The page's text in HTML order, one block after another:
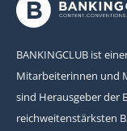
BANKINGCLUB ist
Mitarbeiterinnen und
sind Herausgeber der
reichweitenstärksten